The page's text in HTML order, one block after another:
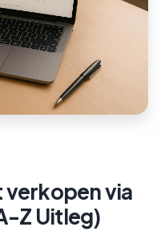
verkopen via
Z Uitleg)